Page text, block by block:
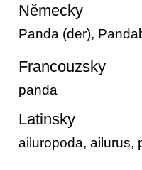
Německy
Panda (der),
Francouzsky
panda
Latinsky
ailuropoda, ailurus,